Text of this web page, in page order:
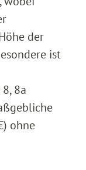
der
ist
8a
ohne